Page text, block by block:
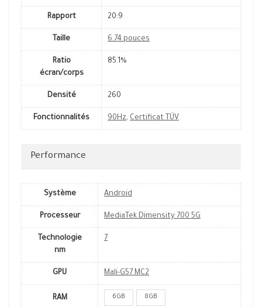
Rapport 20:9
Taille 6.74 pouces
Ratio
écran/corps
85.1%
Densité 260
Fonctionnalités 90Hz, Certificat TÜV
Performance
Système Android
Processeur MediaTek Dimensity 700 5G
Technologie
nm
7
GPU Mali-G57 MC2
RAM 6GB 8GB